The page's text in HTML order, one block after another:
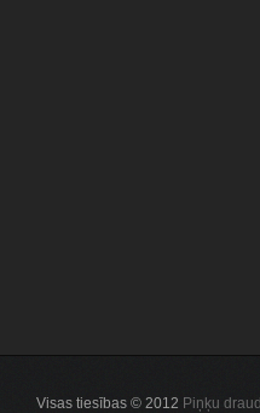
Visas tiesības © 2012 Piņķu